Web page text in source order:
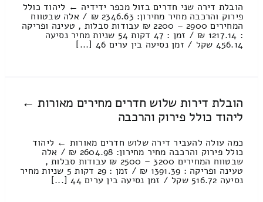
הובלת דירה שני חדרים בזול מכפר ידידיה ← ליהוד כולל
פירוק והרכבה מחיר מחירון: 2346.63 ₪ / אלה שבטווח
המחירים 2900 – 2200 ₪ עבודות סבלות , טעינה ופריקה
: 1217.14 ₪ / זמן : 47 דקות 54 שניות מחיר נסיעה
456.14 שקל / זמן נסיעה בין ערים 46 [...]
הובלת דירות שלוש חדרים מחירים מאורות ←
ליהוד כולל פירוק והרכבה
כמה עולה להעביר דירה שלוש חדרים מאורות ← ליהוד
כולל פירוק והרכבה מחיר מחירון: 2604.98 ₪ / אלה
שבטווח המחירים 3200 – 2500 ₪ עבודות סבלות ,
טעינה ופריקה : 1391.39 ₪ / זמן : 29 דקות 5 שניות מחיר
נסיעה 516.72 שקל / זמן נסיעה בין ערים 44 [...]